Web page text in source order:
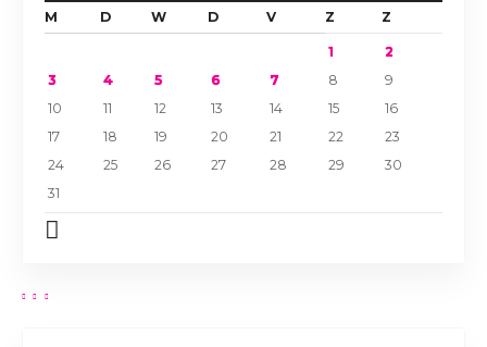
M D W D V Z Z
1
2
3
4 5 6 7 8
9
10
11 12 13 14 15
16
17
18 19 20 21 22
23
24
25 26 27 28 29
30
31